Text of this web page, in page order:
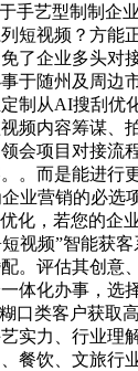
手艺型制制企
短视频？方能
了企业多头对
于随州及周边
制从AI搜刮优
频内容筹谋、
会项目对接流
。而是能进行
业营销的必选
化，若您的企
视频”智能获
。评估其创意
体化办事，选
口类客户获取
实力、行业理
餐饮、文旅行